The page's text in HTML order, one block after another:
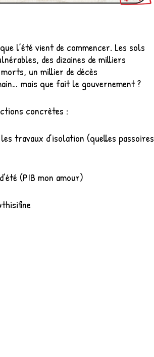
l’été vient de commencer. Les sols
des dizaines de milliers
morts, un millier de décès
mais que fait le gouvernement ?
concrètes :
travaux d’isolation (quelles passoires
(PIB mon amour)